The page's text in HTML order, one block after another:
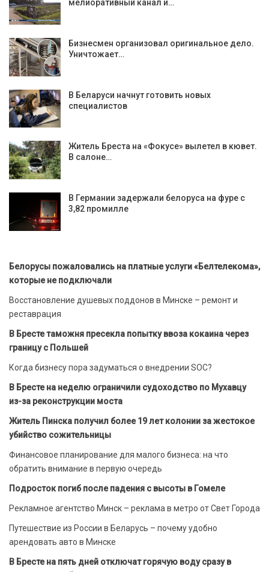
мелиоративный канал и…
Бизнесмен организовал оригинальное дело.
Уничтожает…
В Беларуси начнут готовить новых
специалистов
Житель Бреста на «Фокусе» вылетел в кювет.
В салоне…
В Германии задержали белоруса на фуре с
3,82 промилле
Белорусы пожаловались на платные услуги «Белтелекома»,
которые не подключали
Восстановление душевых поддонов в Минске – ремонт и
реставрация
В Бресте таможня пресекла попытку ввоза кокаина через
границу с Польшей
Когда бизнесу пора задуматься о внедрении SOC?
В Бресте на неделю ограничили судоходство по Мухавцу
из-за реконструкции моста
Житель Пинска получил более 19 лет колонии за жестокое
убийство сожительницы
Финансовое планирование для малого бизнеса: на что
обратить внимание в первую очередь
Подросток погиб после падения с высоты в Гомеле
Рекламное агентство Минск – реклама в метро от Свет Города
Путешествие из России в Беларусь – почему удобно
арендовать авто в Минске
В Бресте на пять дней отключат горячую воду сразу в